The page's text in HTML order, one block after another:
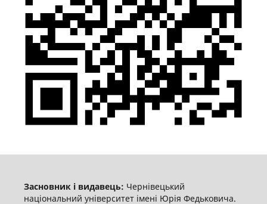
Засновник і видавець: Чернівецький
національний університет імені Юрія Федьковича.